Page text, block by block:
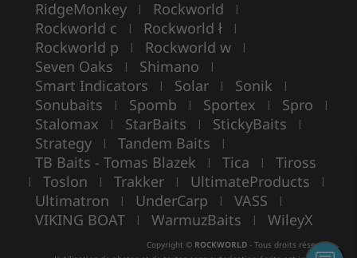
RidgeMonkey | Rockworld |
Rockworld c | Rockworld ł |
Rockworld p | Rockworld w |
Seven Oaks | Shimano |
Smart Indicators | Solar | Sonik |
Sonubaits | Spomb | Sportex | Spro |
Stalomax | StarBaits | StickyBaits |
Strategy | Tandem Baits |
TB Baits - Tomas Blazek | Tica | Tiross
| Toslon | Trakker | UltimateProducts |
Ultimatron | UnderCarp | VASS |
VIKING BOAT | WarmuzBaits | WileyX
Copyright © ROCKWORLD - Tous droits réservés.